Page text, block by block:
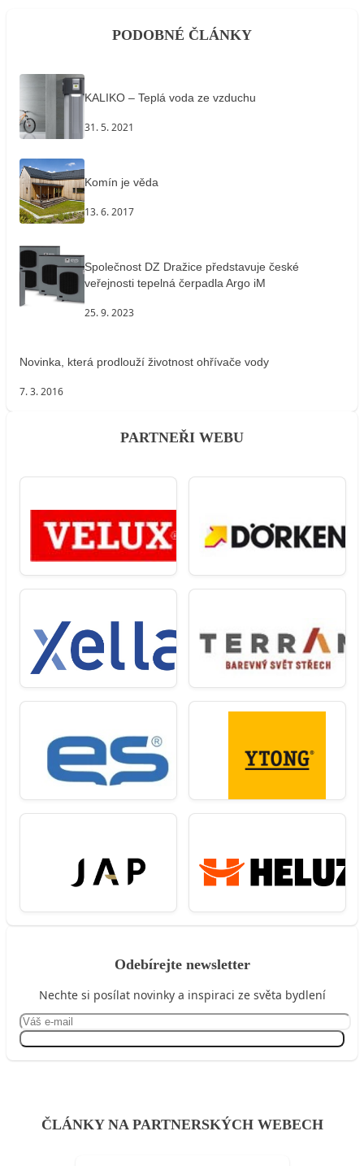
PODOBNÉ ČLÁNKY
KALIKO – Teplá voda ze vzduchu
31. 5. 2021
Komín je věda
13. 6. 2017
Společnost DZ Dražice představuje české
veřejnosti tepelná čerpadla Argo iM
25. 9. 2023
Novinka, která prodlouží životnost ohřívače vody
7. 3. 2016
PARTNEŘI WEBU
Odebírejte newsletter
Nechte si posílat novinky a inspiraci ze světa bydlení
ČLÁNKY NA PARTNERSKÝCH WEBECH